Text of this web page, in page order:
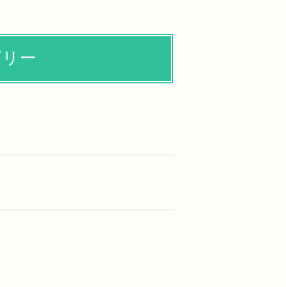
ー